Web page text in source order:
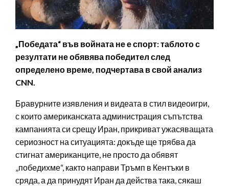
„Победата“ във войната не е спорт: таблото с
резултати не обявява победител след
определено време, подчертава в свой анализ
CNN.
Бравурните изявления и видеата в стил видеоигри,
с които американската администрация съпътства
кампанията си срещу Иран, прикриват ужасяващата
сериозност на ситуацията: докъде ще трябва да
стигнат американците, не просто да обявят
„победихме“, както направи Тръмп в Кентъки в
сряда, а да принудят Иран да действа така, сякаш